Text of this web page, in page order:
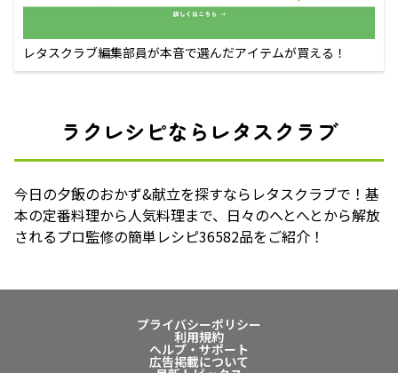
レタスクラブ編集部員が本音で選んだアイテムが買える！
ラクレシピならレタスクラブ
今日の夕飯のおかず&献立を探すならレタスクラブで！基
本の定番料理から人気料理まで、日々のへとへとから解放
されるプロ監修の簡単レシピ36582品をご紹介！
プライバシーポリシー
利用規約
ヘルプ・サポート
広告掲載について